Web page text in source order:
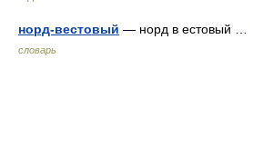
норд-вестовый — норд в естовый …
словарь